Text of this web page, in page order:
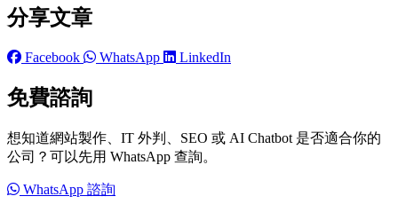
分享文章
Facebook WhatsApp LinkedIn
免費諮詢
想知道網站製作、IT 外判、SEO 或 AI Chatbot 是否適合你的
公司？可以先用 WhatsApp 查詢。
WhatsApp 諮詢